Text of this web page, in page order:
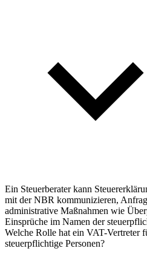
Ein Steuerberater kann
mit der NBR kommunizieren,
administrative Maßnahmen wie
Einsprüche im Namen der
Welche Rolle hat ein VAT-Vertreter
steuerpflichtige Personen?